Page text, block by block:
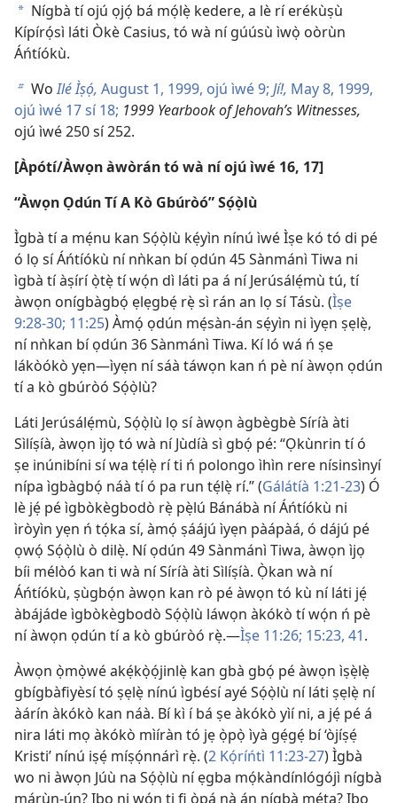
a Nígbà tí ojú ọjọ́ bá mọ́lẹ̀ kedere, a lè rí erékùṣù
Kípírọ́sì láti Òkè Casius, tó wà ní gúúsù ìwọ̀ oòrùn
Áńtíókù.
b WoIlé Ìṣọ́, August 1, 1999, ojú ìwé 9; Jí!, May 8, 1999,
ojú ìwé 17 sí 18; 1999 Yearbook of Jehovah’s Witnesses,
ojú ìwé 250 sí 252.
[Àpótí/Àwọn àwòrán tó wà ní ojú ìwé 16, 17]
“Àwọn Ọdún Tí A Kò Gbúròó” Sọ́ọ̀lù
Ìgbà tí a mẹ́nu kan Sọ́ọ̀lù kẹ́yìn nínú ìwé Ìṣe kó tó di pé
ó lọ sí Áńtíókù ní nǹkan bí ọdún 45 Sànmánì Tiwa ni
ìgbà tí àṣírí ọ̀tẹ̀ tí wọ́n dì láti pa á ní Jerúsálẹ́mù tú, tí
àwọn onígbàgbọ́ ẹlẹgbẹ́ rẹ̀ sì rán an lọ sí Tásù. (Ìṣe
9:28-30; 11:25) Àmọ́ ọdún mẹ́sàn-án sẹ́yìn ni ìyẹn ṣẹlẹ̀,
ní nǹkan bí ọdún 36 Sànmánì Tiwa. Kí ló wá ń ṣe
lákòókò yẹn—ìyẹn ní sáà táwọn kan ń pè ní àwọn ọdún
tí a kò gbúròó Sọ́ọ̀lù?
Láti Jerúsálẹ́mù, Sọ́ọ̀lù lọ sí àwọn àgbègbè Síríà àti
Sìlíṣíà, àwọn ìjọ tó wà ní Jùdíà sì gbọ́ pé: “Ọkùnrin tí ó
ṣe inúnibíni sí wa tẹ́lẹ̀ rí ti ń polongo ìhìn rere nísinsìnyí
nípa ìgbàgbọ́ náà tí ó pa run tẹ́lẹ̀ rí.” (Gálátíà 1:21-23) Ó
lè jẹ́ pé ìgbòkègbodò rẹ̀ pẹ̀lú Bánábà ní Áńtíókù ni
ìròyìn yẹn ń tọ́ka sí, àmọ́ ṣáájú ìyẹn pàápàá, ó dájú pé
ọwọ́ Sọ́ọ̀lù ò dilẹ̀. Ní ọdún 49 Sànmánì Tiwa, àwọn ìjọ
bíi mélòó kan ti wà ní Síríà àti Sìlíṣíà. Ọ̀kan wà ní
Áńtíókù, ṣùgbọ́n àwọn kan rò pé àwọn tó kù ní láti jẹ́
àbájáde ìgbòkègbodò Sọ́ọ̀lù láwọn àkókò tí wọ́n ń pè
ní àwọn ọdún tí a kò gbúròó rẹ̀.—Ìṣe 11:26; 15:23, 41.
Àwọn ọ̀mọ̀wé akẹ́kọ̀ọ́jinlẹ̀ kan gbà gbọ́ pé àwọn ìṣẹ̀lẹ̀
gbígbàfiyèsí tó ṣẹlẹ̀ nínú ìgbésí ayé Sọ́ọ̀lù ní láti ṣẹlẹ̀ ní
àárín àkókò kan náà. Bí kì í bá ṣe àkókò yìí ni, a jẹ́ pé á
nira láti mọ àkókò mìíràn tó jẹ ọ̀pọ̀ ìyà gẹ́gẹ́ bí ‘òjíṣẹ́
Kristi’ nínú iṣẹ́ míṣọ́nnárì rẹ̀. (2 Kọ́ríńtì 11:23-27) Ìgbà
wo ni àwọn Júù na Sọ́ọ̀lù ní ẹgba mọ́kàndínlógójì nígbà
márùn-ún? Ibo ni wọ́n ti fi ọ̀pá nà án nígbà mẹ́ta? Ibo